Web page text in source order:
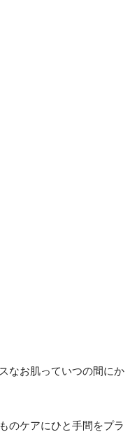
なお肌っていつの間にか
のケアにひと手間をプラ